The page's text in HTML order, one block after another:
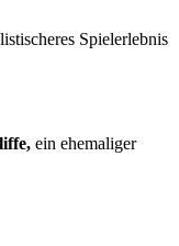
Spielerlebnis
ein ehemaliger